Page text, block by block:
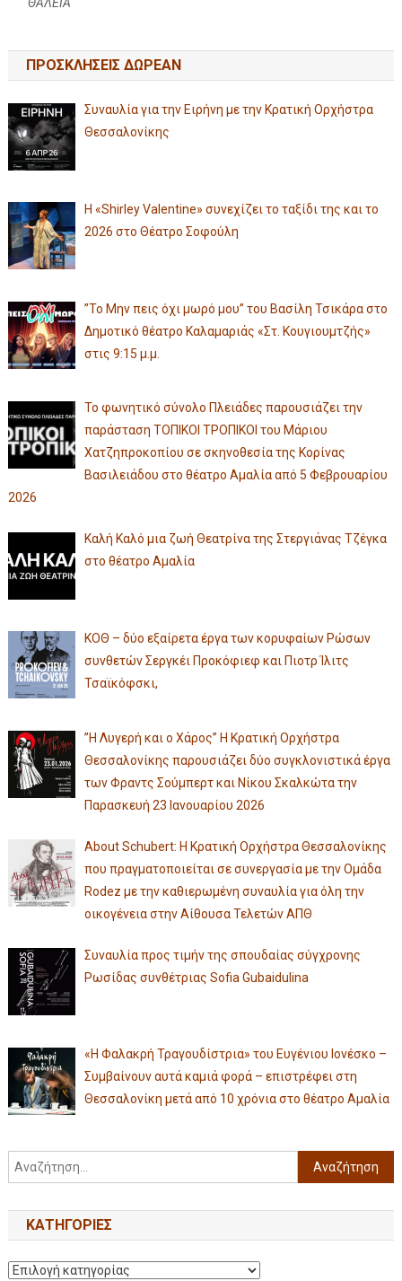
ΘΑΛΕΙΑ
ΠΡΟΣΚΛΗΣΕΙΣ ΔΩΡΕΑΝ
Συναυλία για την Ειρήνη με την Κρατική Ορχήστρα
Θεσσαλονίκης
Η «Shirley Valentine» συνεχίζει το ταξίδι της και το
2026 στο Θέατρο Σοφούλη
”Το Μην πεις όχι μωρό μου” του Βασίλη Τσικάρα στο
Δημοτικό θέατρο Καλαμαριάς «Στ. Κουγιουμτζής»
στις 9:15 μ.μ.
Το φωνητικό σύνολο Πλειάδες παρουσιάζει την
παράσταση ΤΟΠΙΚΟΙ ΤΡΟΠΙΚΟΙ του Μάριου
Χατζηπροκοπίου σε σκηνοθεσία της Κορίνας
Βασιλειάδου στο θέατρο Αμαλία από 5 Φεβρουαρίου
2026
Καλή Καλό μια ζωή Θεατρίνα της Στεργιάνας Τζέγκα
στο θέατρο Αμαλία
ΚΟΘ – δύο εξαίρετα έργα των κορυφαίων Ρώσων
συνθετών Σεργκέι Προκόφιεφ και Πιοτρ Ίλιτς
Τσαϊκόφσκι,
”Η Λυγερή και ο Χάρος” Η Κρατική Ορχήστρα
Θεσσαλονίκης παρουσιάζει δύο συγκλονιστικά έργα
των Φραντς Σούμπερτ και Νίκου Σκαλκώτα την
Παρασκευή 23 Ιανουαρίου 2026
About Schubert: Η Κρατική Ορχήστρα Θεσσαλονίκης
που πραγματοποιείται σε συνεργασία με την Ομάδα
Rodez με την καθιερωμένη συναυλία για όλη την
οικογένεια στην Αίθουσα Τελετών ΑΠΘ
Συναυλία προς τιμήν της σπουδαίας σύγχρονης
Ρωσίδας συνθέτριας Sofia Gubaidulina
«Η Φαλακρή Τραγουδίστρια» του Ευγένιου Ιονέσκο –
Συμβαίνουν αυτά καμιά φορά – επιστρέφει στη
Θεσσαλονίκη μετά από 10 χρόνια στο θέατρο Αμαλία
KΑΤΗΓΟΡΊΕΣ